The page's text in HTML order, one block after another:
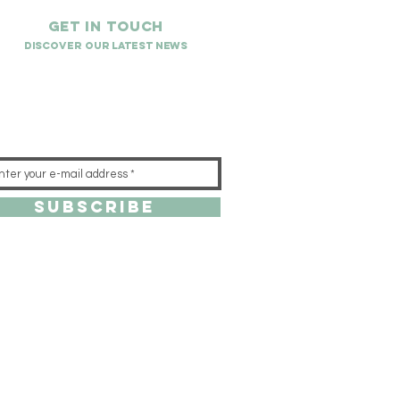
Get in touch
Discover our latest news
Subscribe